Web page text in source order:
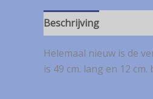
Beschrijving
Helemaal nieuw is de
is 49 cm. lang en 12 cm.